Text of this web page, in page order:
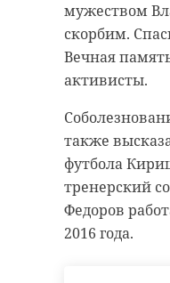
мужеством
скорбим.
Вечная
активисты.
также
футбола
тренерский
Федоров
2016 года.